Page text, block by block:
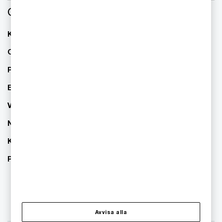
Om oss
Kontakta oss
Om PwC
Pressrum
Event
Våra kontor
Nyhetsbrev
Karriär
PwC:s hållbarhetsarbete
Avvisa alla